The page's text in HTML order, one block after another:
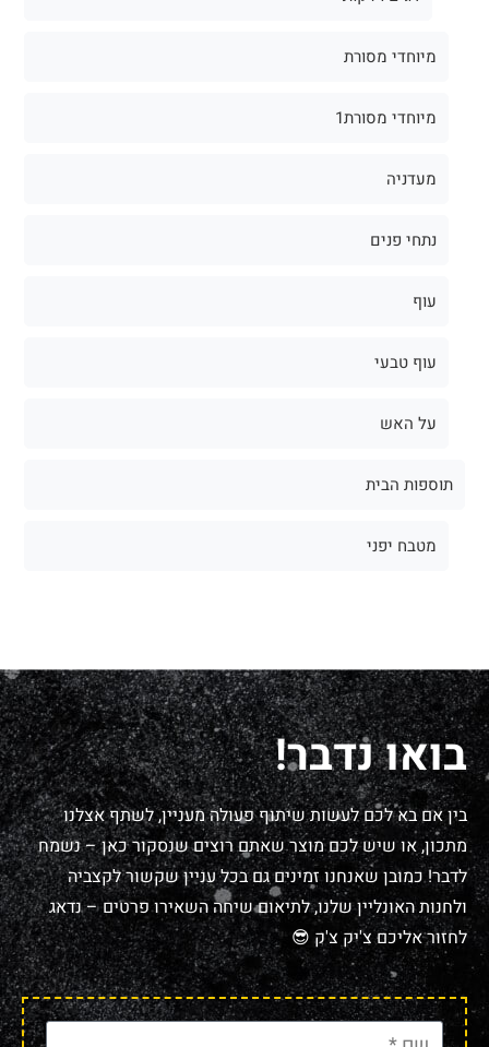
מיוחדי מסורת
מיוחדי מסורת1
מעדניה
נתחי פנים
עוף
עוף טבעי
על האש
תוספות הבית
מטבח יפני
בואו נדבר!
בין אם בא לכם לעשות שיתוף פעולה מעניין, לשתף אצלנו
מתכון, או שיש לכם מוצר שאתם רוצים שנסקור כאן – נשמח
לדבר! כמובן שאנחנו זמינים גם בכל עניין שקשור לקצביה
ולחנות האונליין שלנו, לתיאום שיחה השאירו פרטים – נדאג
לחזור אליכם צ'יק צ'ק 😎